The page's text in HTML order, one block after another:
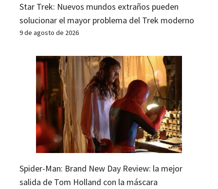
Star Trek: Nuevos mundos extraños pueden
solucionar el mayor problema del Trek moderno
9 de agosto de 2026
Spider-Man: Brand New Day Review: la mejor
salida de Tom Holland con la máscara